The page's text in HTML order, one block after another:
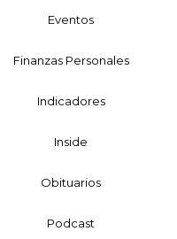
Eventos
Finanzas Personales
Indicadores
Inside
Obituarios
Podcast